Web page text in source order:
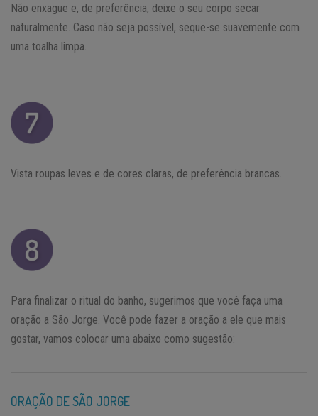
Não enxague e, de preferência, deixe o seu corpo secar
naturalmente. Caso não seja possível, seque-se suavemente com
uma toalha limpa.
Vista roupas leves e de cores claras, de preferência brancas.
Para finalizar o ritual do banho, sugerimos que você faça uma
oração a São Jorge. Você pode fazer a oração a ele que mais
gostar, vamos colocar uma abaixo como sugestão:
ORAÇÃO DE SÃO JORGE